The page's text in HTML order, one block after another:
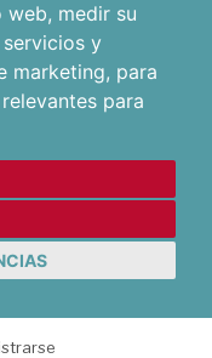
web, medir su
y
marketing, para
para